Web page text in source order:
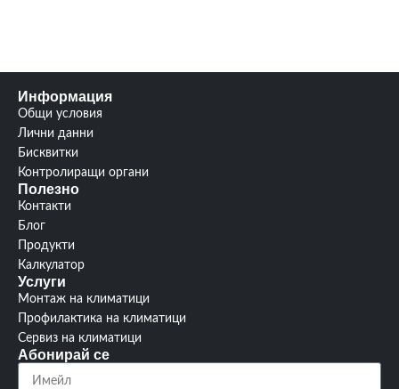
Ръководство:
Гаранция: 3 години
Информация
Общи условия
Лични данни
Бисквитки
Контролиращи органи
Полезно
Контакти
Блог
Продукти
Калкулатор
Услуги
Монтаж на климатици
Профилактика на климатици
Сервиз на климатици
Абонирай се